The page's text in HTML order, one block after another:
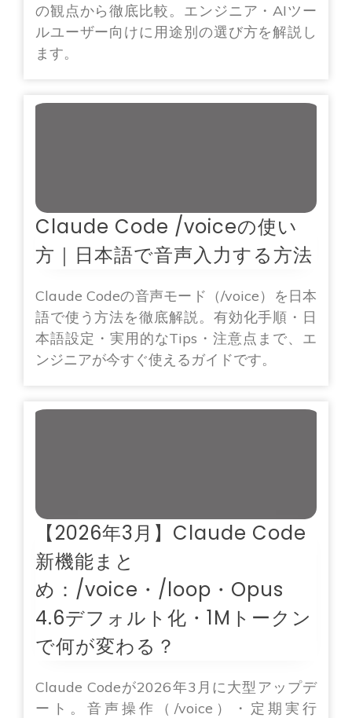
の観点から徹底比較。エンジニア・AIツー
ルユーザー向けに用途別の選び方を解説し
ます。
Claude Code /voiceの使い
方｜日本語で音声入力する方法
Claude Codeの音声モード（/voice）を日本
語で使う方法を徹底解説。有効化手順・日
本語設定・実用的なTips・注意点まで、エ
ンジニアが今すぐ使えるガイドです。
【2026年3月】Claude Code
新機能まと
め：/voice・/loop・Opus
4.6デフォルト化・1Mトークン
で何が変わる？
Claude Codeが2026年3月に大型アップデ
ート。音声操作（/voice）・定期実行